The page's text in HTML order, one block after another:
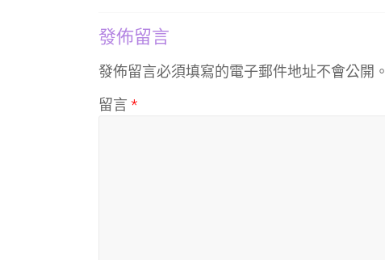
發佈留言
發佈留言必須填寫的電子郵件地址不會公開。
留言 *